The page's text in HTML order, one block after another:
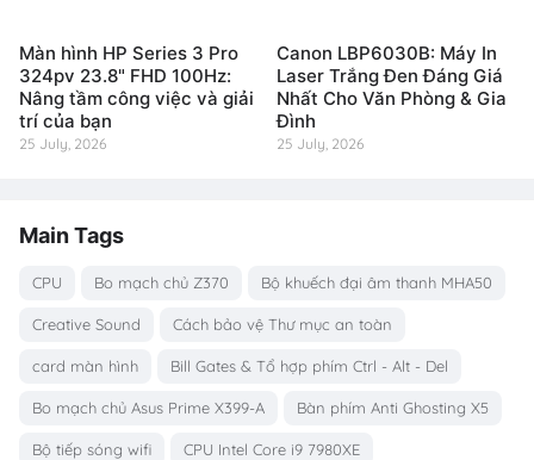
Màn hình HP Series 3 Pro
324pv 23.8" FHD 100Hz:
Nâng tầm công việc và giải
trí của bạn
25 July, 2026
Canon LBP6030B: Máy In
Laser Trắng Đen Đáng Giá
Nhất Cho Văn Phòng & Gia
Đình
25 July, 2026
Main Tags
CPU Bo mạch chủ Z370 Bộ khuếch đại âm thanh MHA50
Creative Sound Cách bảo vệ Thư mục an toàn
card màn hình Bill Gates & Tổ hợp phím Ctrl - Alt - Del
Bo mạch chủ Asus Prime X399-A Bàn phím Anti Ghosting X5
Bộ tiếp sóng wifi CPU Intel Core i9 7980XE